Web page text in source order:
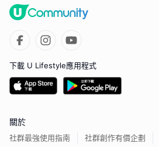
下載 U Lifestyle應用程式
關於
社群最強使用指南 社群創作有價企劃